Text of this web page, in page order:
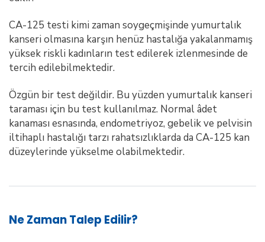
CA-125 testi kimi zaman soygeçmişinde yumurtalık
kanseri olmasına karşın henüz hastalığa yakalanmamış
yüksek riskli kadınların test edilerek izlenmesinde de
tercih edilebilmektedir.
Özgün bir test değildir. Bu yüzden yumurtalık kanseri
taraması için bu test kullanılmaz. Normal âdet
kanaması esnasında, endometriyoz, gebelik ve pelvisin
iltihaplı hastalığı tarzı rahatsızlıklarda da CA-125 kan
düzeylerinde yükselme olabilmektedir.
Ne Zaman Talep Edilir?